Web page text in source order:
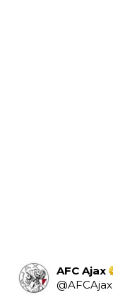
AFC Ajax
@AFCAjax